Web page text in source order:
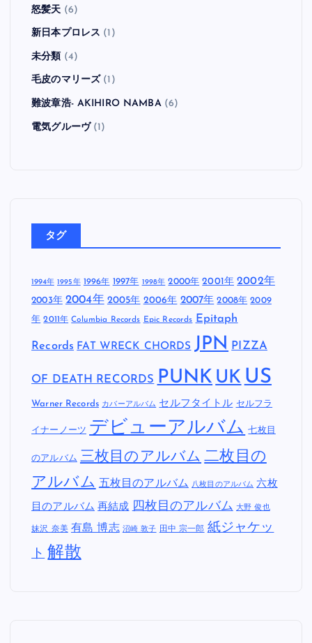
怒髪天 (6)
新日本プロレス (1)
未分類 (4)
毛皮のマリーズ (1)
難波章浩- AKIHIRO NAMBA(6)
電気グルーヴ(1)
タグ
1994年 1995年 1996年 1997年 1998年 2000年 2001年 2002年
2003年 2004年 2005年 2006年 2007年 2008年 2009
年 2011年 Columbia Records Epic Records Epitaph
Records FAT WRECK CHORDS JPN PIZZA
OF DEATH RECORDS PUNK UK US
Warner Records カバーアルバム セルフタイトル セルフラ
イナーノーツ デビューアルバム 七枚目
のアルバム 三枚目のアルバム 二枚目の
アルバム 五枚目のアルバム 八枚目のアルバム 六枚
目のアルバム 再結成 四枚目のアルバム 大野 俊也
妹沢 奈美 有島 博志 沼崎 敦子 田中 宗一郎 紙ジャケッ
ト 解散